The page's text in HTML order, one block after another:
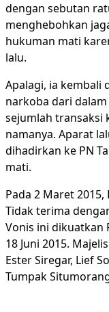
dengan sebutan
menghebohkan
hukuman mati
lalu.
Apalagi, ia kembali
narkoba dari dalam
sejumlah transaksi
namanya. Aparat
dihadirkan ke PN
mati.
Pada 2 Maret
Tidak terima
Vonis ini dikuatkan
18 Juni 2015.
Ester Siregar, Lief
Tumpak